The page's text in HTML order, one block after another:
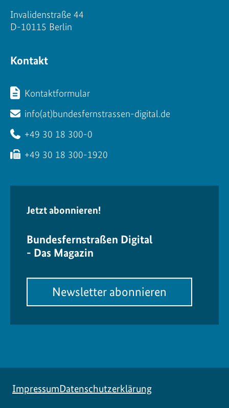
Invalidenstraße 44
D-10115 Berlin
Kontakt
Kontaktformular
info(at)bundesfernstrassen-digital.de
+49 30 18 300-0
+49 30 18 300-1920
Jetzt abonnieren!
Bundesfernstraßen Digital
- Das Magazin
Newsletter abonnieren
ImpressumDatenschutzerklärung